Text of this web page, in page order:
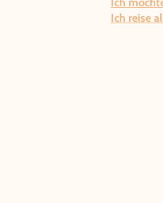
Ich reise